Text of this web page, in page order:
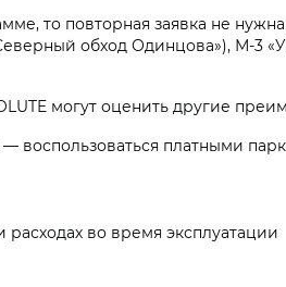
то повторная заявка не
обход Одинцова»), М-3
могут оценить другие
воспользоваться платными
во время эксплуатации